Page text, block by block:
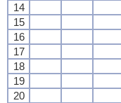
14
15
16
17
18
19
20